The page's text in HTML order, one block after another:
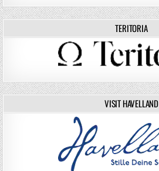
TERITORIA
VISIT HAVELLAND